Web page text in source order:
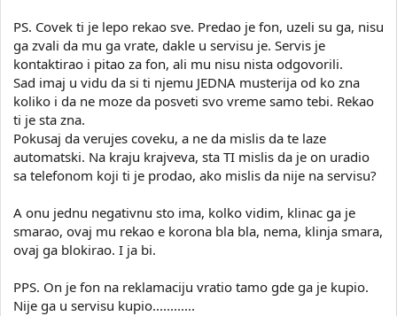
PS. Covek ti je lepo rekao sve. Predao je fon, uzeli su ga, nisu
ga zvali da mu ga vrate, dakle u servisu je. Servis je
kontaktirao i pitao za fon, ali mu nisu nista odgovorili.
Sad imaj u vidu da si ti njemu JEDNA musterija od ko zna
koliko i da ne moze da posveti svo vreme samo tebi. Rekao
ti je sta zna.
Pokusaj da verujes coveku, a ne da mislis da te laze
automatski. Na kraju krajveva, sta TI mislis da je on uradio
sa telefonom koji ti je prodao, ako mislis da nije na servisu?
A onu jednu negativnu sto ima, kolko vidim, klinac ga je
smarao, ovaj mu rekao e korona bla bla, nema, klinja smara,
ovaj ga blokirao. I ja bi.
PPS. On je fon na reklamaciju vratio tamo gde ga je kupio.
Nije ga u servisu kupio............